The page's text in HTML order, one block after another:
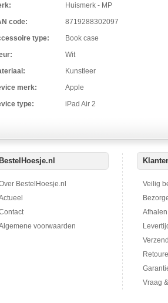
Huismerk - MP
code:
8719288302097
type:
Book case
Wit
Kunstleer
merk:
Apple
type:
iPad Air 2
BestelHoesje.nl
BestelHoesje.nl
voorwaarden
Veilig
Afhalen
Vraag